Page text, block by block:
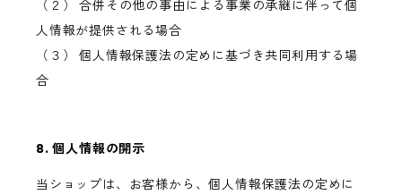
（２） 合併その他の事由による事業の承継に伴って個
人情報が提供される場合
（３） 個人情報保護法の定めに基づき共同利用する場
合
8. 個人情報の開示
当ショップは、お客様から、個人情報保護法の定めに